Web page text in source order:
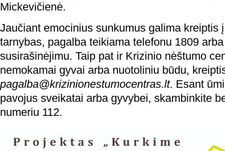
Mickevičienė.
Jaučiant emocinius sunkumus galima kreiptis
tarnybas, pagalba teikiama telefonu 1809
susirašinėjimu. Taip pat ir Krizinio nėštumo
nemokamai gyvai arba nuotoliniu būdu,
pagalba@krizinionestumocentras.lt. Esant
pavojus sveikatai arba gyvybei, skambinkite
numeriu 112.